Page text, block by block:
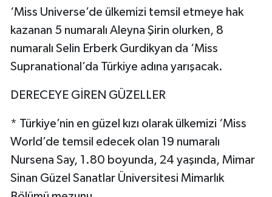
‘Miss Universe’de ülkemizi temsil etmeye hak
kazanan 5 numaralı Aleyna Şirin olurken, 8
numaralı Selin Erberk Gurdikyan da ‘Miss
Supranational’da Türkiye adına yarışacak.
DERECEYE GİREN GÜZELLER
* Türkiye’nin en güzel kızı olarak ülkemizi ‘Miss
World’de temsil edecek olan 19 numaralı
Nursena Say, 1.80 boyunda, 24 yaşında, Mimar
Sinan Güzel Sanatlar Üniversitesi Mimarlık